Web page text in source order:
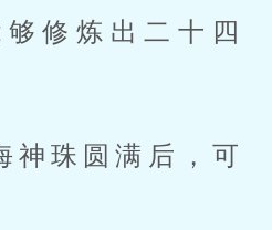
修炼出二十四
神珠圆满后，可